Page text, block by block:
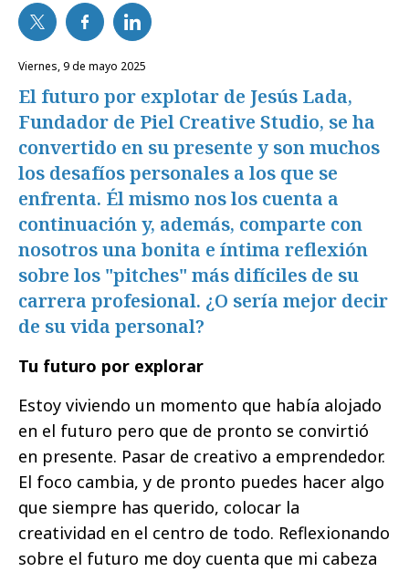
viernes, 9 de mayo 2025
El futuro por explotar de Jesús Lada,
Fundador de Piel Creative Studio, se ha
convertido en su presente y son muchos
los desafíos personales a los que se
enfrenta. Él mismo nos los cuenta a
continuación y, además, comparte con
nosotros una bonita e íntima reflexión
sobre los "pitches" más difíciles de su
carrera profesional. ¿O sería mejor decir
de su vida personal?
Tu futuro por explorar
Estoy viviendo un momento que había alojado
en el futuro pero que de pronto se convirtió
en presente. Pasar de creativo a emprendedor.
El foco cambia, y de pronto puedes hacer algo
que siempre has querido, colocar la
creatividad en el centro de todo. Reflexionando
sobre el futuro me doy cuenta que mi cabeza